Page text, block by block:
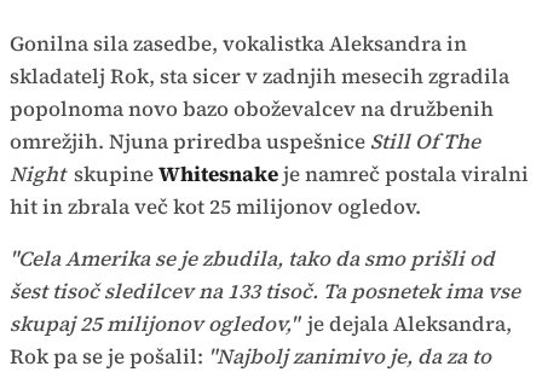
Gonilna sila zasedbe, vokalistka Aleksandra in
skladatelj Rok, sta sicer v zadnjih mesecih zgradila
popolnoma novo bazo oboževalcev na družbenih
omrežjih. Njuna priredba uspešnice Still Of The
Night skupineWhitesnakeje namreč postala viralni
hit in zbrala več kot 25 milijonov ogledov.
"Cela Amerika se je zbudila, tako da smo prišli od
šest tisoč sledilcev na 133 tisoč. Ta posnetek ima vse
skupaj 25 milijonov ogledov," je dejala Aleksandra,
Rok pa se je pošalil: "Najbolj zanimivo je, da za to